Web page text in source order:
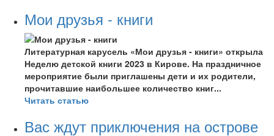
Мои друзья - книги
Литературная карусель «Мои друзья - книги» открыла
Неделю детской книги 2023 в Кирове. На праздничное
мероприятие были приглашены дети и их родители,
прочитавшие наибольшее количество книг...
Читать статью
Вас ждут приключения на острове